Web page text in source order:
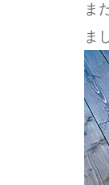
ま
ま